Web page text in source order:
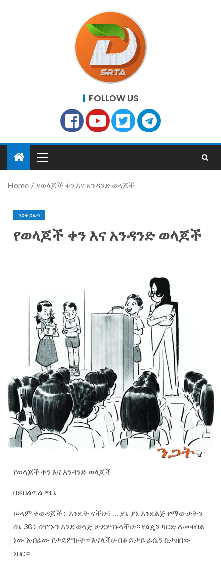
FOLLOW US
Home የወላጆች ቀን እና አንዳንድ ወላጆች
ንጋት ጋዜጣ
የወላጆች ቀን እና አንዳንድ ወላጆች
የወላጆች ቀን እና አንዳንድ ወላጆች
በይበልጣል ጫኔ
ሠላም ተወዳጆች÷ እንዴት ናችሁ? … ያኔ ያኔ እንደልጅ የማውቃትን
ሰኔ 30÷ ሰሞኑን እንደ ወላጅ ታደምኩላችሁ። የልጄን ካርድ ለመቀበል
ነው አብሬው የታደምኩት። እናላችሁ በቆይታዬ ራሴን ስታዘበው
ነበር።